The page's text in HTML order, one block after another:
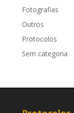
Fotografias
Outros
Protocolos
Sem categoria